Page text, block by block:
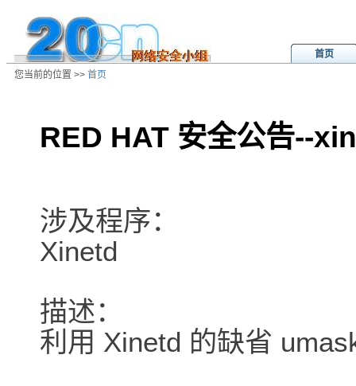
首页
您当前的位置 >> 首页
RED HAT 安全公告--
涉及程序：
Xinetd
描述：
利用 Xinetd 的缺省